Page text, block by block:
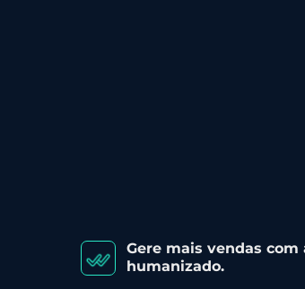
Gere mais vendas
humanizado.